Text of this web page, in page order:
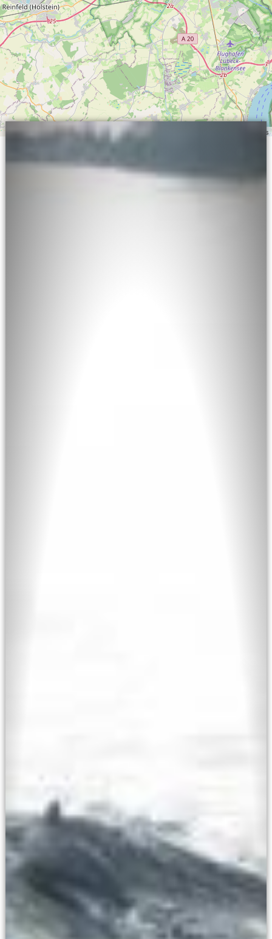
Leaflet| ©OpenStreetMap contributors, Map data: © contributors